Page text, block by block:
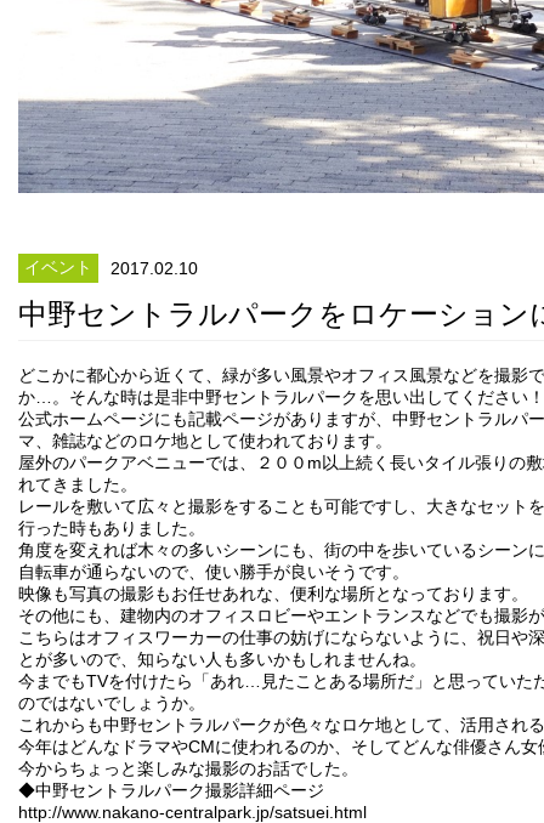
イベント 2017.02.10
中野セントラルパークをロケーション
どこかに都心から近くて、緑が多い風景やオフィス風景などを撮影
か…。そんな時は是非中野セントラルパークを思い出してください！
公式ホームページにも記載ページがありますが、中野セントラルパ
マ、雑誌などのロケ地として使われております。
屋外のパークアベニューでは、２００m以上続く長いタイル張りの
れてきました。
レールを敷いて広々と撮影をすることも可能ですし、大きなセット
行った時もありました。
角度を変えれば木々の多いシーンにも、街の中を歩いているシーン
自転車が通らないので、使い勝手が良いそうです。
映像も写真の撮影もお任せあれな、便利な場所となっております。
その他にも、建物内のオフィスロビーやエントランスなどでも撮影
こちらはオフィスワーカーの仕事の妨げにならないように、祝日や
とが多いので、知らない人も多いかもしれませんね。
今までもTVを付けたら「あれ…見たことある場所だ」と思っていた
のではないでしょうか。
これからも中野セントラルパークが色々なロケ地として、活用され
今年はどんなドラマやCMに使われるのか、そしてどんな俳優さん
今からちょっと楽しみな撮影のお話でした。
◆中野セントラルパーク撮影詳細ページ
http://www.nakano-centralpark.jp/satsuei.html